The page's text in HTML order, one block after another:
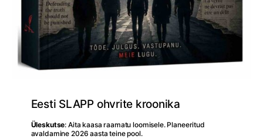
Eesti SLAPP ohvrite kroonika
Üleskutse: Aita kaasa raamatu loomisele. Planeeritud
avaldamine 2026 aasta teine pool.